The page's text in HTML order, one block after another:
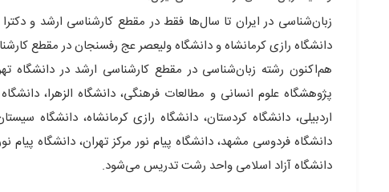
دانشگاه رازی کرمانشاه و دانشگاه ولیعصر عج رفسنجان در مقطع
هم‌اکنون رشته زبان‌شناسی در مقطع کارشناسی ارشد در دانشگاه
پژوهشگاه علوم انسانی و مطالعات فرهنگی، دانشگاه الزهرا،
اردبیلی، دانشگاه کردستان، دانشگاه رازی کرمانشاه، دانشگاه
دانشگاه فردوسی مشهد، دانشگاه پیام نور مرکز تهران، دانشگاه
دانشگاه آزاد اسلامی واحد رشت تدریس می‌شود.